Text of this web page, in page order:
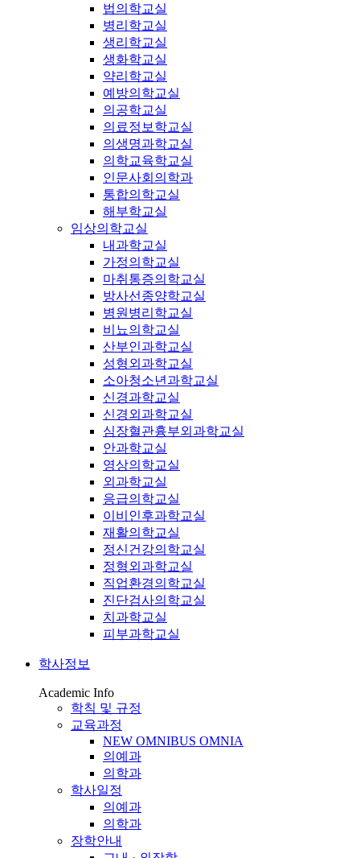
법의학교실
병리학교실
생리학교실
생화학교실
약리학교실
예방의학교실
의공학교실
의료정보학교실
의생명과학교실
의학교육학교실
인문사회의학과
통합의학교실
해부학교실
임상의학교실
내과학교실
가정의학교실
마취통증의학교실
방사선종양학교실
병원병리학교실
비뇨의학교실
산부인과학교실
성형외과학교실
소아청소년과학교실
신경과학교실
신경외과학교실
심장혈관흉부외과학교실
안과학교실
영상의학교실
외과학교실
응급의학교실
이비인후과학교실
재활의학교실
정신건강의학교실
정형외과학교실
직업환경의학교실
진단검사의학교실
치과학교실
피부과학교실
학사정보
Academic Info
학칙 및 규정
교육과정
NEW OMNIBUS OMNIA
의예과
의학과
학사일정
의예과
의학과
장학안내